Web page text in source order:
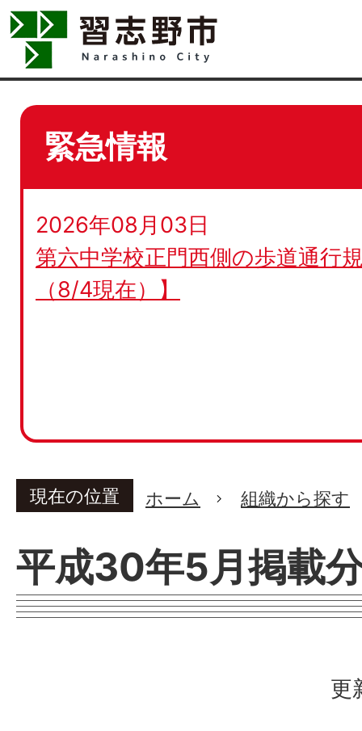
緊急情報
2026年08月03日
第六中学校正門西側の歩道通行
（8/4現在）】
現在の位置 ホーム 組織から探す
平成30年5月掲載
更